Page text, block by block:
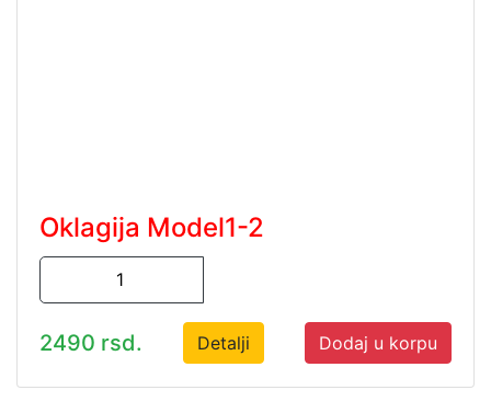
Oklagija Model1-2
2490 rsd. Detalji Dodaj u korpu